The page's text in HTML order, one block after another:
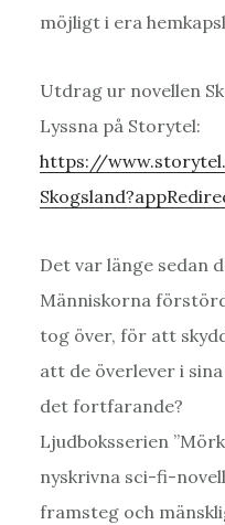
möjligt i era
Utdrag ur novellen
Lyssna på Storytel:
https://
Det var länge sedan
Människorna
tog över, för att
att de överlever i
det fortfarande?
Ljudboksserien
nyskrivna sci-fi-
framsteg och